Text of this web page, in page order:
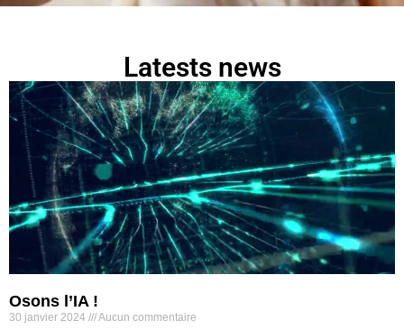
Latests news
Osons l’IA !
30 janvier 2024 Aucun commentaire